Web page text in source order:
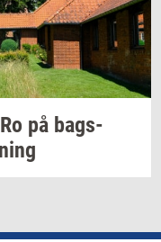
Ro på bags­